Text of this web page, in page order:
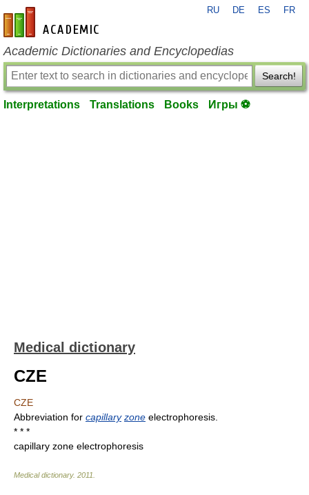
en-academic.com
RU DE ES FR
Academic Dictionaries and Encyclopedias
Search!
Interpretations Translations Books Игры ⚽
Medical dictionary
CZE
CZE
Abbreviation for capillary zone electrophoresis.
* * *
capillary zone electrophoresis
Medical dictionary. 2011